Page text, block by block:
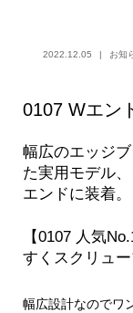
2022.12.05 お知
0107 Wエン
幅広のエッジ
た実用モデル
エンドに装着。
【0107 人気
すくスクリュ
幅広設計なのでワ